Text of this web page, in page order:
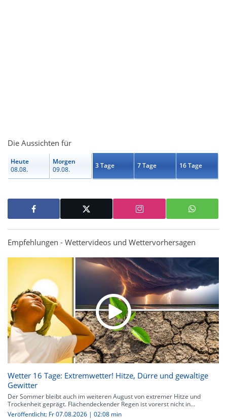
Die Aussichten für
Heute
08.08.
Morgen
09.08.
3 Tage 7 Tage 16 Tage
Empfehlungen - Wettervideos und Wettervorhersagen
Wetter 16 Tage: Extremwetter! Hitze, Dürre und gewaltige
Gewitter
Der Sommer bleibt auch im weiteren August von extremer Hitze und
Trockenheit geprägt. Flächendeckender Regen ist vorerst nicht in...
Veröffentlicht: Fr 07.08.2026 | 02:08 min